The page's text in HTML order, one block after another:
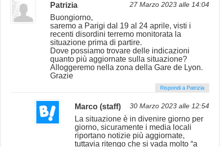
Patrizia 27 Marzo 2023 alle 14:04
Buongiorno,
saremo a Parigi dal 19 al 24 aprile, visti i
recenti disordini terremo monitorata la
situazione prima di partire.
Dove possiamo trovare delle indicazioni
quanto più aggiornate sulla situazione?
Alloggeremo nella zona della Gare de Lyon.
Grazie
Rispondi a Patrizia
Marco (staff) 30 Marzo 2023 alle 12:54
La situazione è in divenire giorno per
giorno, sicuramente i media locali
riportano notizie più aggiornate,
tuttavia ritengo che si vada molto “a